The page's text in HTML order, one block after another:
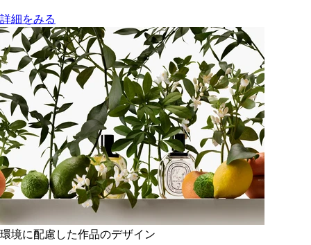
詳細をみる
環境に配慮した作品のデザイン